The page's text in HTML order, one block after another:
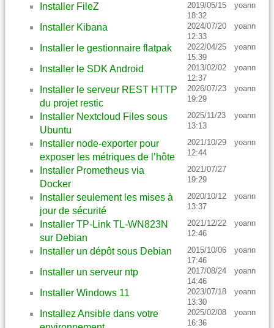
Installer FileZ
2019/05/15
18:32
yoann
Installer Kibana
2024/07/20
12:33
yoann
Installer le gestionnaire flatpak
2022/04/25
15:39
yoann
Installer le SDK Android
2013/02/02
12:37
yoann
Installer le serveur REST HTTP
du projet restic
2026/07/23
19:29
yoann
Installer Nextcloud Files sous
Ubuntu
2025/11/23
13:13
yoann
Installer node-exporter pour
exposer les métriques de l’hôte
2021/10/29
12:44
yoann
Installer Prometheus via
Docker
2021/07/27
19:29
Installer seulement les mises à
jour de sécurité
2020/10/12
13:37
yoann
Installer TP-Link TL-WN823N
sur Debian
2021/12/22
12:46
yoann
Installer un dépôt sous Debian
2015/10/06
17:46
yoann
Installer un serveur ntp
2017/08/24
14:46
yoann
Installer Windows 11
2023/07/18
13:30
yoann
Installez Ansible dans votre
2025/02/08
16:36
yoann